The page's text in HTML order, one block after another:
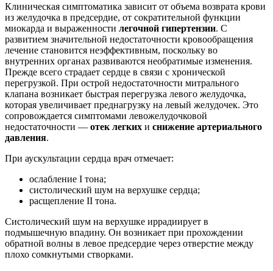
Клиническая симптоматика зависит от объема возврата крови
из желудочка в предсердие, от сократительной функции
миокарда и выраженности легочной гипертензии. С
развитием значительной недостаточности кровообращения
лечение становится неэффективным, поскольку во
внутренних органах развиваются необратимые изменения.
Прежде всего страдает сердце в связи с хронической
перегрузкой. При острой недостаточности митрального
клапана возникает быстрая перегрузка левого желудочка,
которая увеличивает преднагрузку на левый желудочек. Это
сопровождается симптомами левожелудочковой
недостаточности — отек легких и снижение артериального
давления.
При аускультации сердца врач отмечает:
ослабление I тона;
систолический шум на верхушке сердца;
расщепление II тона.
Систолический шум на верхушке иррадиирует в
подмышечную впадину. Он возникает при прохождении
обратной волны в левое предсердие через отверстие между
плохо сомкнутыми створками.